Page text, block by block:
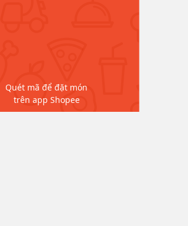
Quét mã để đặt món
trên app Shopee